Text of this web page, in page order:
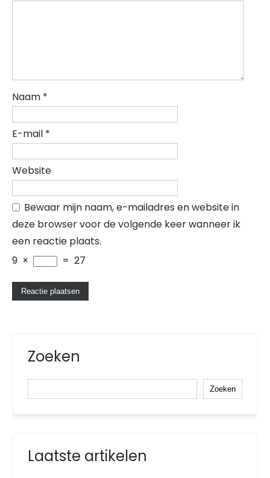
Naam *
E-mail *
Website
Bewaar mijn naam, e-mailadres en website in
deze browser voor de volgende keer wanneer ik
een reactie plaats.
9 × = 27
Zoeken
Zoeken
Laatste artikelen